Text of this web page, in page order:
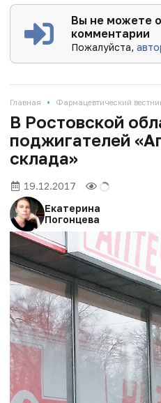
Вы не можете
комментарии
Пожалуйста,
Главная • Фармацевтический
В Ростовской
поджигателей
склада»
19.12.2017
Екатерина
Погонцева